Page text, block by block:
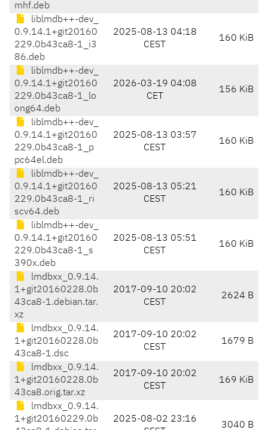
mhf.deb
liblmdb++-dev_
0.9.14.1+git20160
229.0b43ca8-1_i3
86.deb
2025-08-13 04:18
CEST
160 KiB
liblmdb++-dev_
0.9.14.1+git20160
229.0b43ca8-1_lo
ong64.deb
2026-03-19 04:08
CET
156 KiB
liblmdb++-dev_
0.9.14.1+git20160
229.0b43ca8-1_p
pc64el.deb
2025-08-13 03:57
CEST
160 KiB
liblmdb++-dev_
0.9.14.1+git20160
229.0b43ca8-1_ri
scv64.deb
2025-08-13 05:21
CEST
160 KiB
liblmdb++-dev_
0.9.14.1+git20160
229.0b43ca8-1_s
390x.deb
2025-08-13 05:51
CEST
160 KiB
lmdbxx_0.9.14.
1+git20160228.0b
43ca8-1.debian.tar.
xz
2017-09-10 20:02
CEST
2624 B
lmdbxx_0.9.14.
1+git20160228.0b
43ca8-1.dsc
2017-09-10 20:02
CEST
1679 B
lmdbxx_0.9.14.
1+git20160228.0b
43ca8.orig.tar.xz
2017-09-10 20:02
CEST
169 KiB
lmdbxx_0.9.14.
1+git20160229.0b
2025-08-02 23:16
3040 B